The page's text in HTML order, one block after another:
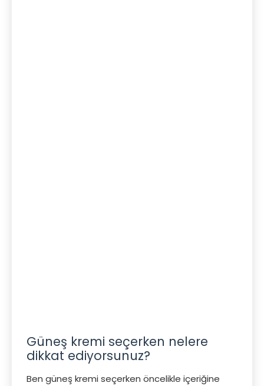
Güneş kremi seçerken nelere
dikkat ediyorsunuz?
Ben güneş kremi seçerken öncelikle içeriğine